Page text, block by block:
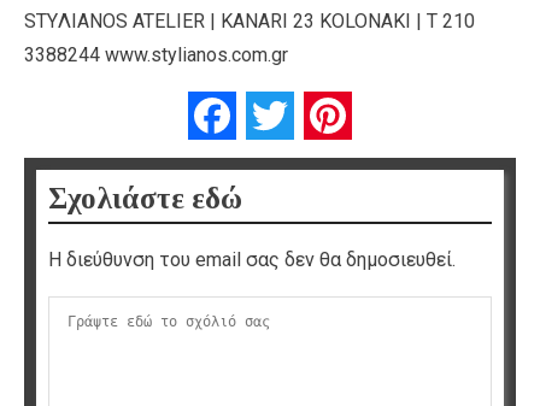
STYΛIANOS ATELIER | KANARI 23 KOLONAKI | T 210
3388244 www.stylianos.com.gr
FacebookTwitter
Σχολιάστε εδώ
Η διεύθυνση του email σας δεν θα δημοσιευθεί.